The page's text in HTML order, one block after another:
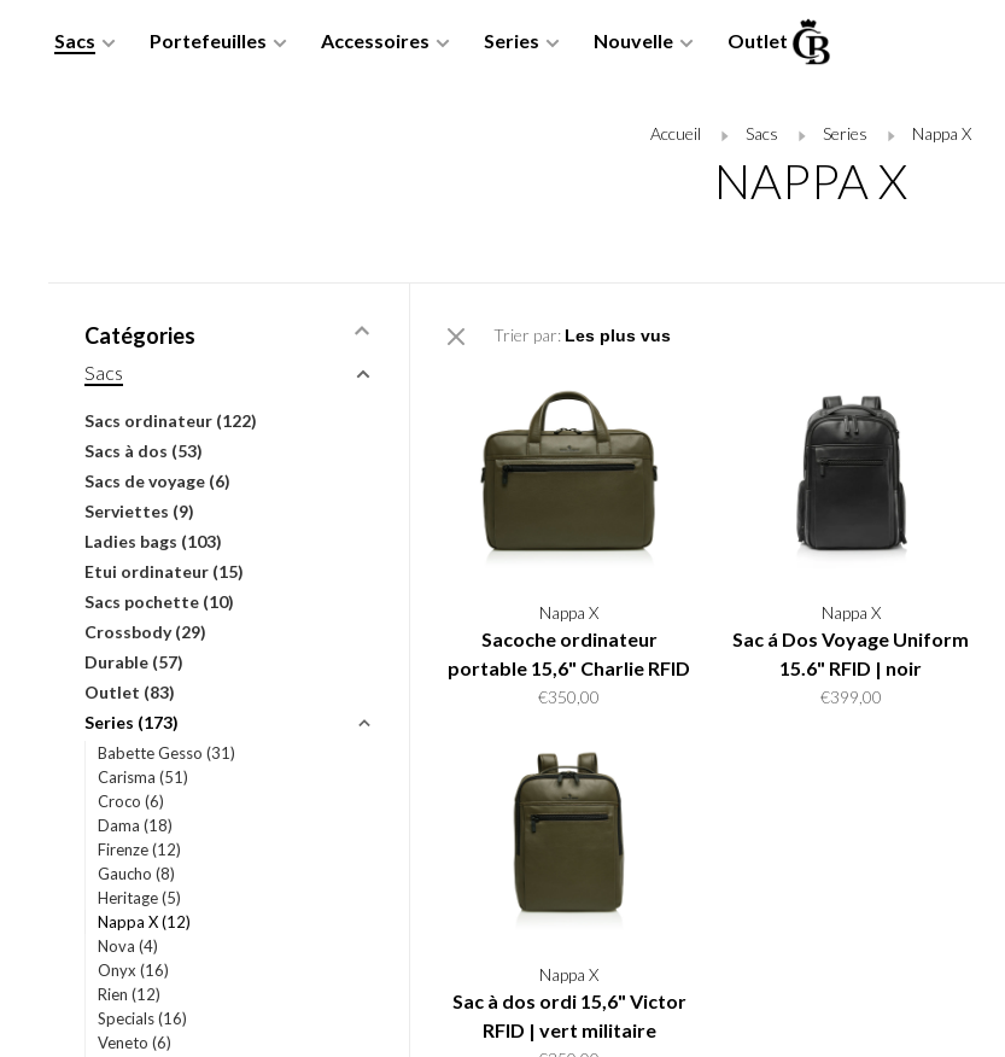
Sacs Portefeuilles Accessoires Series Nouvelle Outlet
Accueil Sacs Series Nappa X
NAPPA X
Catégories
Sacs
Sacs ordinateur (122)
Sacs à dos (53)
Sacs de voyage (6)
Serviettes (9)
Ladies bags (103)
Etui ordinateur (15)
Sacs pochette (10)
Crossbody(29)
Durable (57)
Outlet (83)
Series (173)
Babette Gesso (31)
Carisma (51)
Croco (6)
Dama (18)
Firenze(12)
Gaucho (8)
Heritage(5)
Nappa X(12)
Nova (4)
Onyx (16)
Rien (12)
Specials(16)
Veneto (6)
Trier par:
Nappa X
Sacoche ordinateur
portable 15,6" Charlie RFID
| vert militaire
€350,00
Nappa X
Sac á Dos Voyage Uniform
15.6" RFID | noir
€399,00
Nappa X
Sac à dos ordi 15,6" Victor
RFID | vert militaire